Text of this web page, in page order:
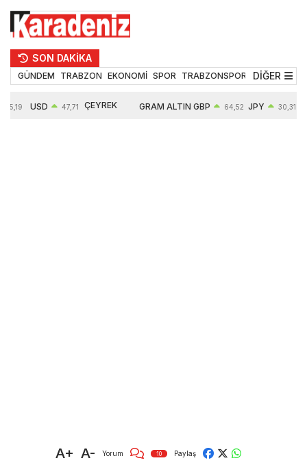
SON DAKİKA
GÜNDEM TRABZON EKONOMİ SPOR TRABZONSPOR TEKNOLOJİ
DİĞER
55,19 USD 47,71 ÇEYREK GRAM ALTIN GBP 64,52 JPY 30,31
A+ A- Yorum 10 Paylaş